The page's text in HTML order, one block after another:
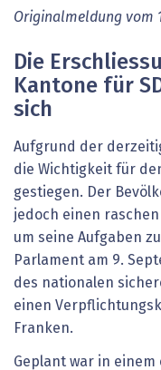
Originalmeldung vom
Die
Kantone für
sich
Aufgrund der
die Wichtigkeit für
gestiegen. Der
jedoch einen
um seine Aufgaben
Parlament am 9.
des nationalen
einen
Franken.
Geplant war in